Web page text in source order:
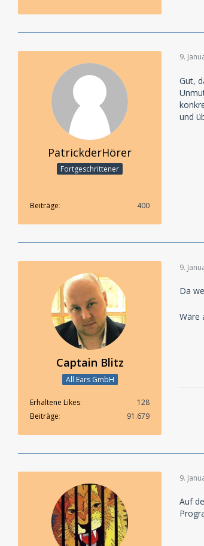
PatrickderHörer
Fortgeschrittener
Beiträge 400
9.
Gut,
und
Captain Blitz
All Ears GmbH
Erhaltene Likes
128
Beiträge
91.679
9.
Da
Wäre
9.
Auf